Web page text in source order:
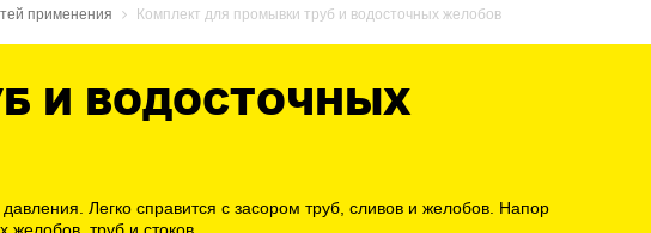
применения Комплект для промывки труб и водосточных желобов
И ВОДОСТОЧНЫХ
Легко справится с засором труб, сливов и желобов. Напор